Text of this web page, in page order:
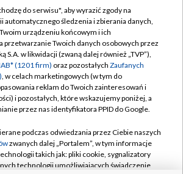
TVP
TVP
Cyfrowa
Regulamin TVP
Polityka prywatności
Moje zgody
Pomoc
Kontakt
do serwisu", aby wyrazić zgody na
automatycznego śledzenia i zbierania danych,
urządzeniu końcowym i ich
przetwarzanie Twoich danych osobowych przez
S.A. w likwidacji (zwaną dalej również „TVP”),
(1201 firm) oraz pozostałych Zaufanych
, w celach marketingowych (w tym do
reklam do Twoich zainteresowań i
i pozostałych, które wskazujemy poniżej, a
przez nas identyfikatora PPID do Google.
podczas odwiedzania przez Ciebie naszych
zwanych dalej „Portalem”, w tym informacje
takich jak: pliki cookie, sygnalizatory
technologii umożliwiających świadczenie